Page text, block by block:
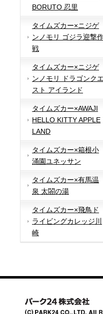
BORUTO 忍里
タイムズカー×ニジゲ
ンノモリ ゴジラ迎撃
戦
タイムズカー×ニジゲ
ンノモリ ドラゴンクエ
スト アイランド
タイムズカー×AWAJI
HELLO KITTY APPLE
LAND
タイムズカー×箱根小
涌園ユネッサン
タイムズカー×有馬温
泉 太閤の湯
タイムズカー×飛鳥ド
ライビングカレッジ川
崎